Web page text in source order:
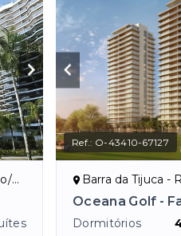
Ref.: O-43410-67127
Barra da Tijuca -
Oceana Golf -
Dormitórios